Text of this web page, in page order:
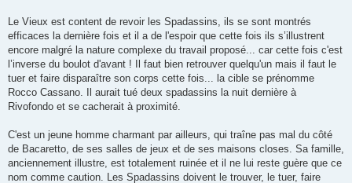
Le Vieux est content de revoir les Spadassins, ils se sont montrés
efficaces la dernière fois et il a de l'espoir que cette fois ils s’illustrent
encore malgré la nature complexe du travail proposé... car cette fois c'est
l’inverse du boulot d'avant ! Il faut bien retrouver quelqu'un mais il faut le
tuer et faire disparaître son corps cette fois... la cible se prénomme
Rocco Cassano. Il aurait tué deux spadassins la nuit dernière à
Rivofondo et se cacherait à proximité.
C'est un jeune homme charmant par ailleurs, qui traîne pas mal du côté
de Bacaretto, de ses salles de jeux et de ses maisons closes. Sa famille,
anciennement illustre, est totalement ruinée et il ne lui reste guère que ce
nom comme caution. Les Spadassins doivent le trouver, le tuer, faire